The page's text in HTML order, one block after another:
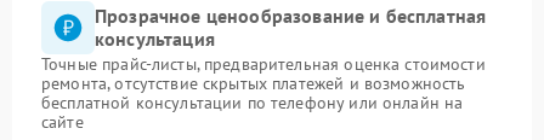
Прозрачное ценообразование и бесплатная
консультация
Точные прайс-листы, предварительная оценка стоимости
ремонта, отсутствие скрытых платежей и возможность
бесплатной консультации по телефону или онлайн на
сайте